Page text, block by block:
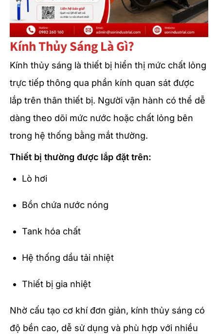
Kính Thủy Sáng Là Gì?
Kính thủy sáng là thiết bị hiển thị mức chất lỏng
trực tiếp thông qua phần kính quan sát được
lắp trên thân thiết bị. Người vận hành có thể dễ
dàng theo dõi mức nước hoặc chất lỏng bên
trong hệ thống bằng mắt thường.
Thiết bị thường được lắp đặt trên:
Lò hơi
Bồn chứa nước nóng
Tank hóa chất
Hệ thống dầu tải nhiệt
Thiết bị gia nhiệt
Nhờ cấu tạo cơ khí đơn giản, kính thủy sáng có
độ bền cao, dễ sử dụng và phù hợp với nhiều